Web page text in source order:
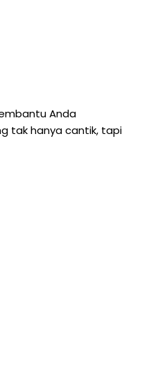
Anda
tak hanya cantik, tapi